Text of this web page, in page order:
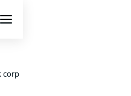
corp